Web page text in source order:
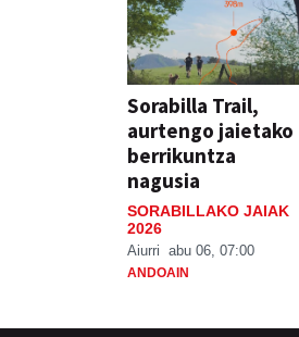
Sorabilla Trail,
aurtengo jaietako
berrikuntza
nagusia
SORABILLAKO JAIAK
2026
Aiurri abu 06, 07:00
ANDOAIN